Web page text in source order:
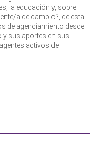
la educación y, sobre
a de cambio?, de esta
de agenciamiento desde
sus aportes en sus
activos de